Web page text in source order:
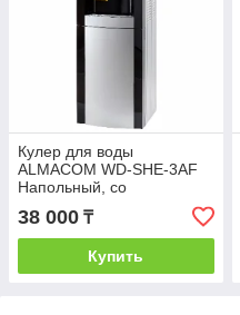
Кулер для воды
ALMACOM WD-SHE-3AF
Напольный, со
шкафчиком электронное
охлаждение и нагрев
38 000 ₸
Купить